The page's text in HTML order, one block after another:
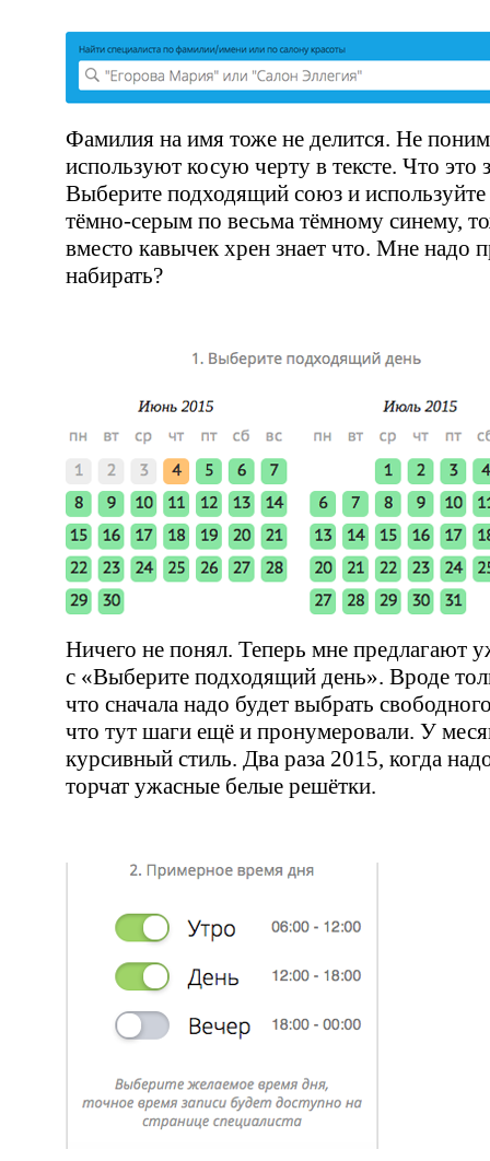
Фамилия на имя тоже не делится. Не
используют косую черту в тексте. Что это
Выберите подходящий союз и используйте
тёмно-серым по весьма тёмному синему,
вместо кавычек хрен знает что. Мне надо
набирать?
Ничего не понял. Теперь мне предлагают
с «Выберите подходящий день». Вроде
что сначала надо будет выбрать
что тут шаги ещё и пронумеровали. У
курсивный стиль. Два раза 2015, когда
торчат ужасные белые решётки.